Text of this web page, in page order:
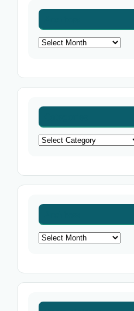
Archives
Categories
Archives